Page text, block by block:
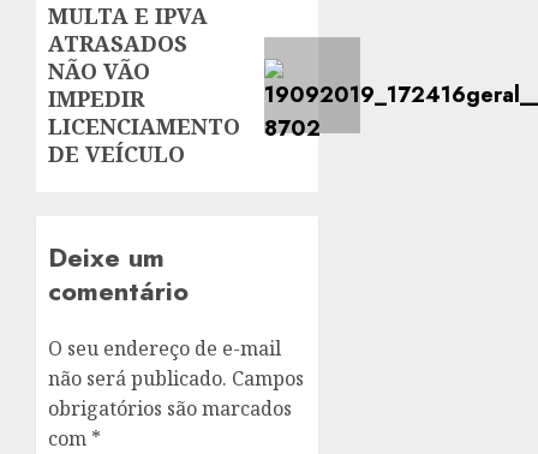
Next
post:
MULTA E IPVA
ATRASADOS
NÃO VÃO
IMPEDIR
LICENCIAMENTO
DE VEÍCULO
Deixe um
comentário
O seu endereço de e-mail
não será publicado. Campos
obrigatórios são marcados
com *